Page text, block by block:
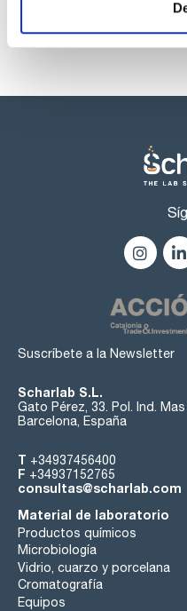
Suscríbete a la Newsletter
Scharlab S.L.
Gato Pérez, 33. Pol. Ind.
Barcelona, España
T +34937456400
F +34937152765
consultas@scharlab.com
Material de laboratorio
Productos químicos
Microbiología
Vidrio, cuarzo y porcelana
Cromatografía
Equipos